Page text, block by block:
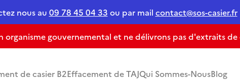
nous au 09 78 45 04 33 ou par mail contact@sos-casier.fr
organisme gouvernemental et ne délivrons pas d'extraits de
de casier B2Effacement de TAJQui Sommes-NousBlog